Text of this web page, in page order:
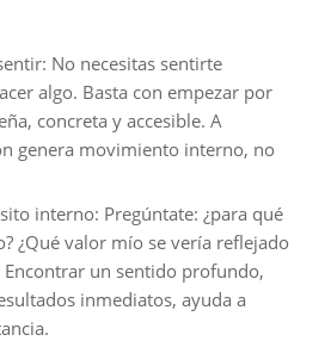
No necesitas sentirte
algo. Basta con empezar por
concreta y accesible. A
genera movimiento interno, no
interno: Pregúntate: ¿para qué
¿Qué valor mío se vería reflejado
Encontrar un sentido profundo,
inmediatos, ayuda a